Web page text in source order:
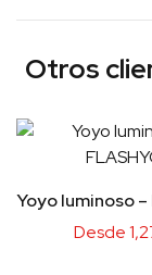
Otros
Yoyo luminoso –
Desde